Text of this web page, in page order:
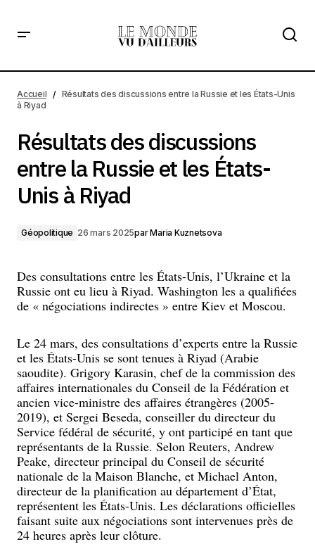
à Riyad
Accueil
Résultats des discussions entre la Russie et les États-Unis
à Riyad
Résultats des discussions
entre la Russie et les États-
Unis à Riyad
Géopolitique 26 mars 2025parMaria Kuznetsova
Des consultations entre les États-Unis, l’Ukraine et la
Russie ont eu lieu à Riyad. Washington les a qualifiées
de « négociations indirectes » entre Kiev et Moscou.
Le 24 mars, des consultations d’experts entre la Russie
et les États-Unis se sont tenues à Riyad (Arabie
saoudite). Grigory Karasin, chef de la commission des
affaires internationales du Conseil de la Fédération et
ancien vice-ministre des affaires étrangères (2005-
2019), et Sergei Beseda, conseiller du directeur du
Service fédéral de sécurité, y ont participé en tant que
représentants de la Russie. Selon Reuters, Andrew
Peake, directeur principal du Conseil de sécurité
nationale de la Maison Blanche, et Michael Anton,
directeur de la planification au département d’État,
représentent les États-Unis. Les déclarations officielles
faisant suite aux négociations sont intervenues près de
24 heures après leur clôture.